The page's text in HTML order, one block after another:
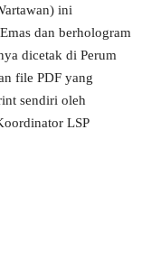
ini
dan berhologram
dicetak di Perum
file PDF yang
sendiri oleh
LSP